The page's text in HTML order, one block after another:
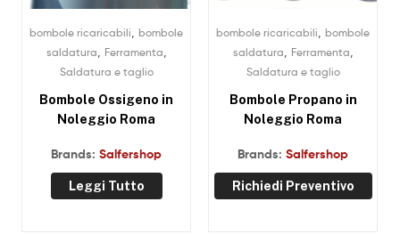
bombole ricaricabili bombole
saldatura
Ferramenta
Saldatura e taglio
Bombole Ossigeno in
Noleggio Roma
Brands: Salfershop
Leggi Tutto
bombole ricaricabili bombole
saldatura
Ferramenta
Saldatura e taglio
Bombole Propano in
Noleggio Roma
Brands: Salfershop
Richiedi Preventivo